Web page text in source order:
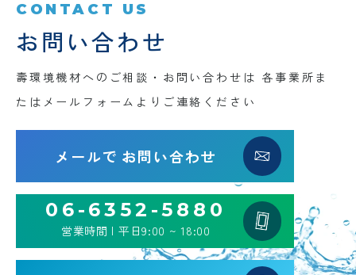
CONTACT US
お問い合わせ
壽環境機材へのご相談・お問い合わせは 各事業所ま
たはメールフォームよりご連絡ください
メールで お問い合わせ
06-6352-5880
営業時間 | 平日9:00 ~ 18:00